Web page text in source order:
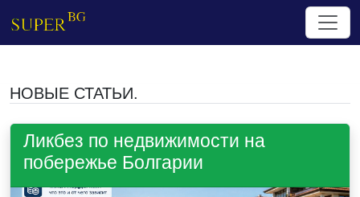
НОВЫЕ СТАТЬИ.
Ликбез по недвижимости на
побережье Болгарии